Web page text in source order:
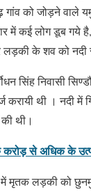
को जोड़ने वाले
में कई लोग डूब गये
के शव को नदी
सिंह निवासी
करायी थी । नदी में
थी।
करोड़ से अधिक के
में मृतक लड़की को